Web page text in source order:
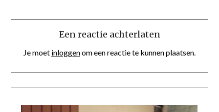
Een reactie achterlaten
Je moet inloggenom een reactie te kunnen plaatsen.